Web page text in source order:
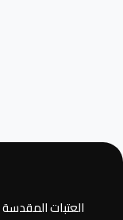
العتبات المقدسة